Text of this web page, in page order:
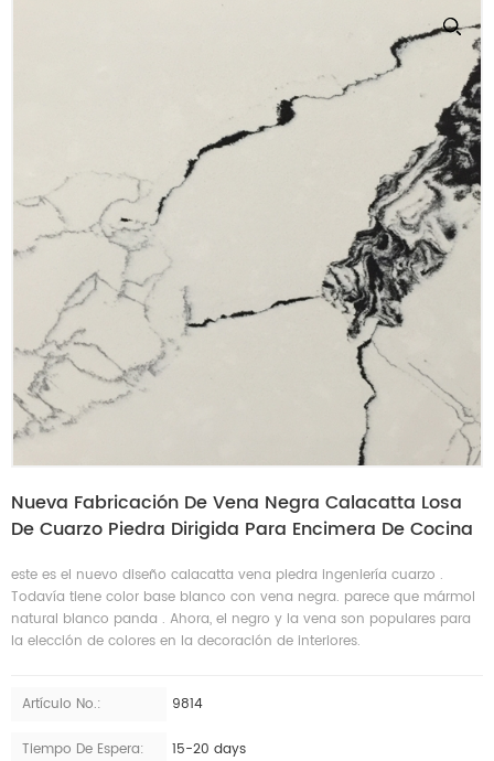
Nueva Fabricación De Vena Negra Calacatta Losa
De Cuarzo Piedra Dirigida Para Encimera De Cocina
este es el nuevo diseño calacatta vena piedra ingeniería cuarzo .
Todavía tiene color base blanco con vena negra. parece que mármol
natural blanco panda . Ahora, el negro y la vena son populares para
la elección de colores en la decoración de interiores.
Artículo No.: 9814
Tiempo De Espera: 15-20 days